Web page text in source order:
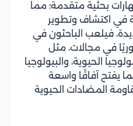
بحثية متقدمة؛ مما
في اكتشاف وتطوير
فيلعب الباحثون في
في مجالات، مثل
الحيوية، والبيولوجيا
مما يفتح آفاقًا واسعة
المضادات الحيوية